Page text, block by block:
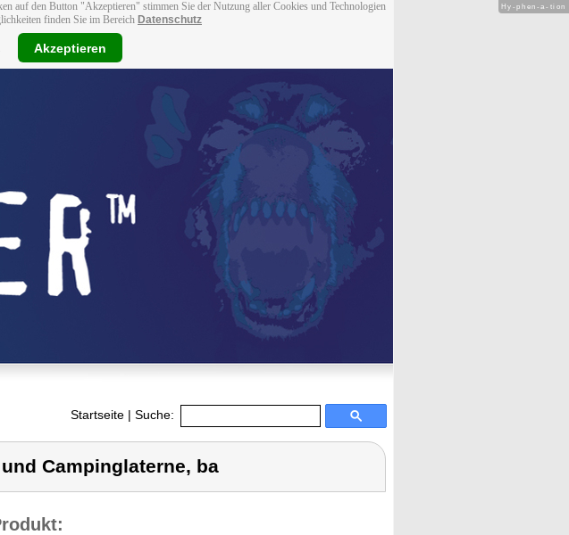
auf den Button "Akzeptieren" stimmen Sie der Nutzung aller Cookies und Technologien
finden Sie im Bereich Datenschutz
Akzeptieren
Startseite | Suche:
Campinglaterne, ba
Hy-phen-a-tion